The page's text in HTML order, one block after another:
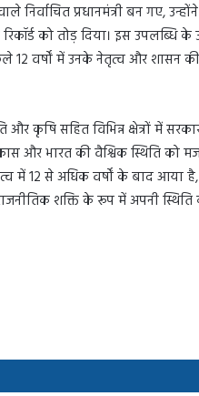
प्रधानमंत्री बन गए,
को तोड़ दिया। इस उपलब्धि के
वर्षों में उनके नेतृत्व और शासन की
कृषि सहित विभिन्न क्षेत्रों में
और भारत की वैश्विक स्थिति को
में 12 से अधिक वर्षों के बाद आया
शक्ति के रूप में अपनी स्थिति